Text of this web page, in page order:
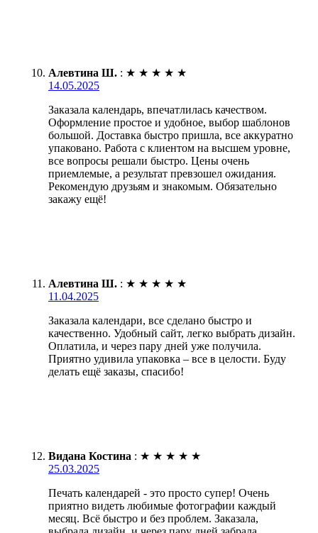
Алевтина Ш. : ★ ★ ★ ★ ★
14.05.2025
Заказала календарь, впечатлилась качеством.
Оформление простое и удобное, выбор шаблонов
большой. Доставка быстро пришла, все аккуратно
упаковано. Работа с клиентом на высшем уровне,
все вопросы решали быстро. Цены очень
приемлемые, а результат превзошел ожидания.
Рекомендую друзьям и знакомым. Обязательно
закажу ещё!
Алевтина Ш. : ★ ★ ★ ★ ★
11.04.2025
Заказала календари, все сделано быстро и
качественно. Удобный сайт, легко выбрать дизайн.
Оплатила, и через пару дней уже получила.
Приятно удивила упаковка – все в целости. Буду
делать ещё заказы, спасибо!
Видана Костина : ★ ★ ★ ★ ★
25.03.2025
Печать календарей - это просто супер! Очень
приятно видеть любимые фотографии каждый
месяц. Всё быстро и без проблем. Заказала,